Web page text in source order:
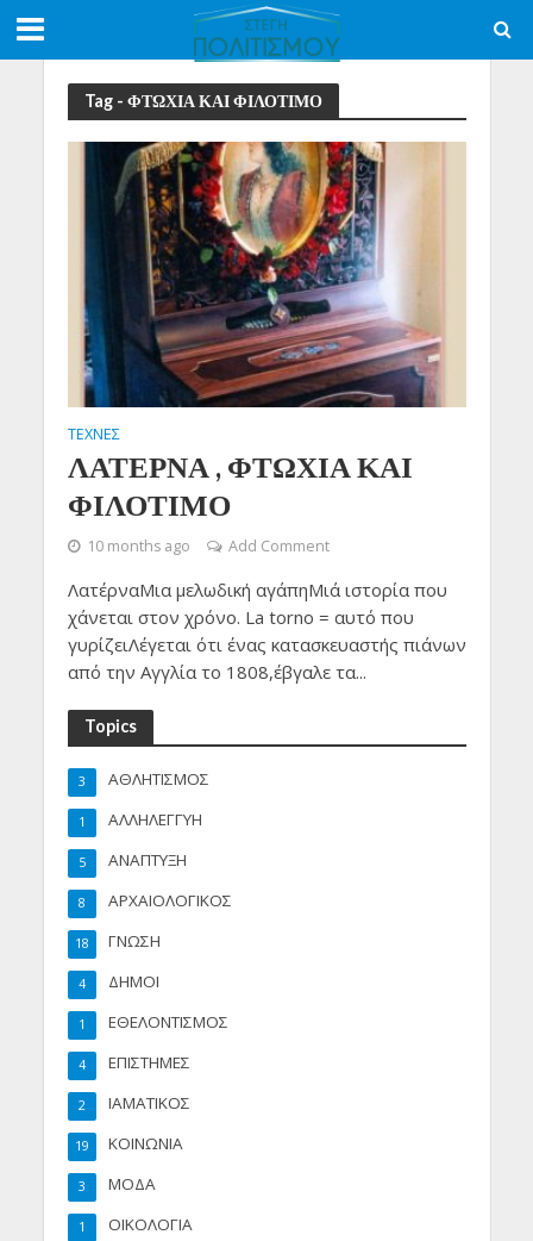
Tag - ΦΤΩΧΙΑ ΚΑΙ ΦΙΛΟΤΙΜΟ
ΤΕΧΝΕΣ
ΛΑΤΕΡΝΑ , ΦΤΩΧΙΑ ΚΑΙ
ΦΙΛΟΤΙΜΟ
10 months ago Add Comment
ΛατέρναΜια μελωδική αγάπηΜιά ιστορία που
χάνεται στον χρόνο. La torno = αυτό που
γυρίζειΛέγεται ότι ένας κατασκευαστής πιάνων
από την Αγγλία το 1808,έβγαλε τα...
Topics
ΑΘΛΗΤΙΣΜΟΣ
3
ΑΛΛΗΛΕΓΓΥΗ
1
ΑΝΑΠΤΥΞΗ
5
ΑΡΧΑΙΟΛΟΓΙΚΟΣ
8
ΓΝΩΣΗ
18
ΔΗΜΟΙ
4
ΕΘΕΛΟΝΤΙΣΜΟΣ
1
ΕΠΙΣΤΗΜΕΣ
4
ΙΑΜΑΤΙΚΟΣ
2
ΚΟΙΝΩΝΙΑ
19
ΜΟΔΑ
3
ΟΙΚΟΛΟΓΙΑ
1